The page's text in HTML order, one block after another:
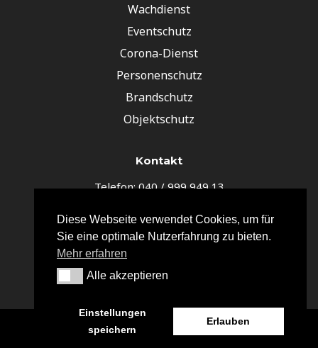
Wachdienst
Eventschutz
Corona-Dienst
Personenschutz
Brandschutz
Objektschutz
Kontakt
Telefon: 040 / 999 949 13
HSF Hanse-Secure & Facility-Service
Schiffbeker Weg 55
22119 Hamburg
Copyright © 2024 Hanse Secure & Facility
Service
Diese Webseite verwendet Cookies, um für
Sie eine optimale Nutzerfahrung zu bieten.
Mehr erfahren
Alle akzeptieren
Alle akzeptieren
Einstellungen
speichern
Erlauben